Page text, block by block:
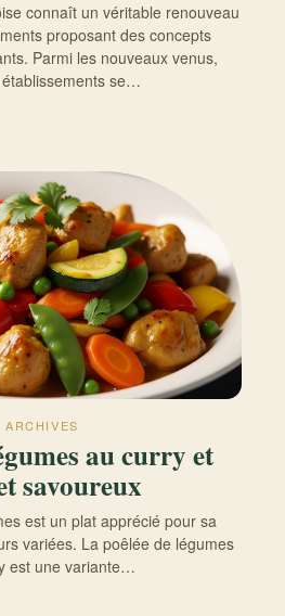
connaît un véritable renouveau
proposant des concepts
Parmi les nouveaux venus,
se…
ARCHIVES
au curry et
savoureux
est un plat apprécié pour sa
variées. La poêlée de légumes
est une variante…